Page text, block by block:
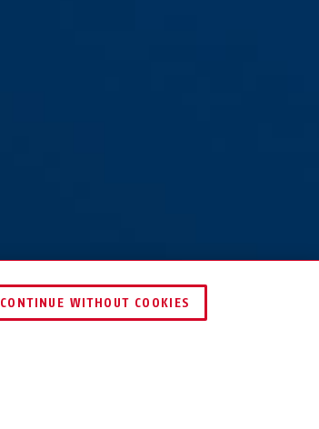
HÄNDLER FINDEN
CONTINUE WITHOUT COOKIES